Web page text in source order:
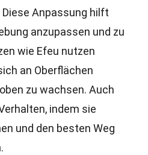
Anpassung hilft
anzupassen und zu
wie Efeu nutzen
an Oberflächen
zu wachsen. Auch
indem sie
und den besten Weg